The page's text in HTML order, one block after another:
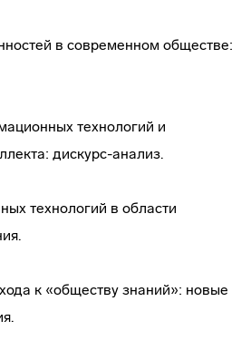
в современном обществе:
технологий и
дискурс-анализ.
технологий в области
к «обществу знаний»: новые